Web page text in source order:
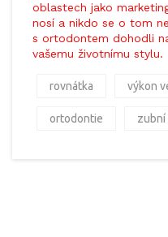
oblastech jako
nosí a nikdo se o tom
s ortodontem dohodli
vašemu životnímu stylu.
rovnátka výkon
ortodontie zubní